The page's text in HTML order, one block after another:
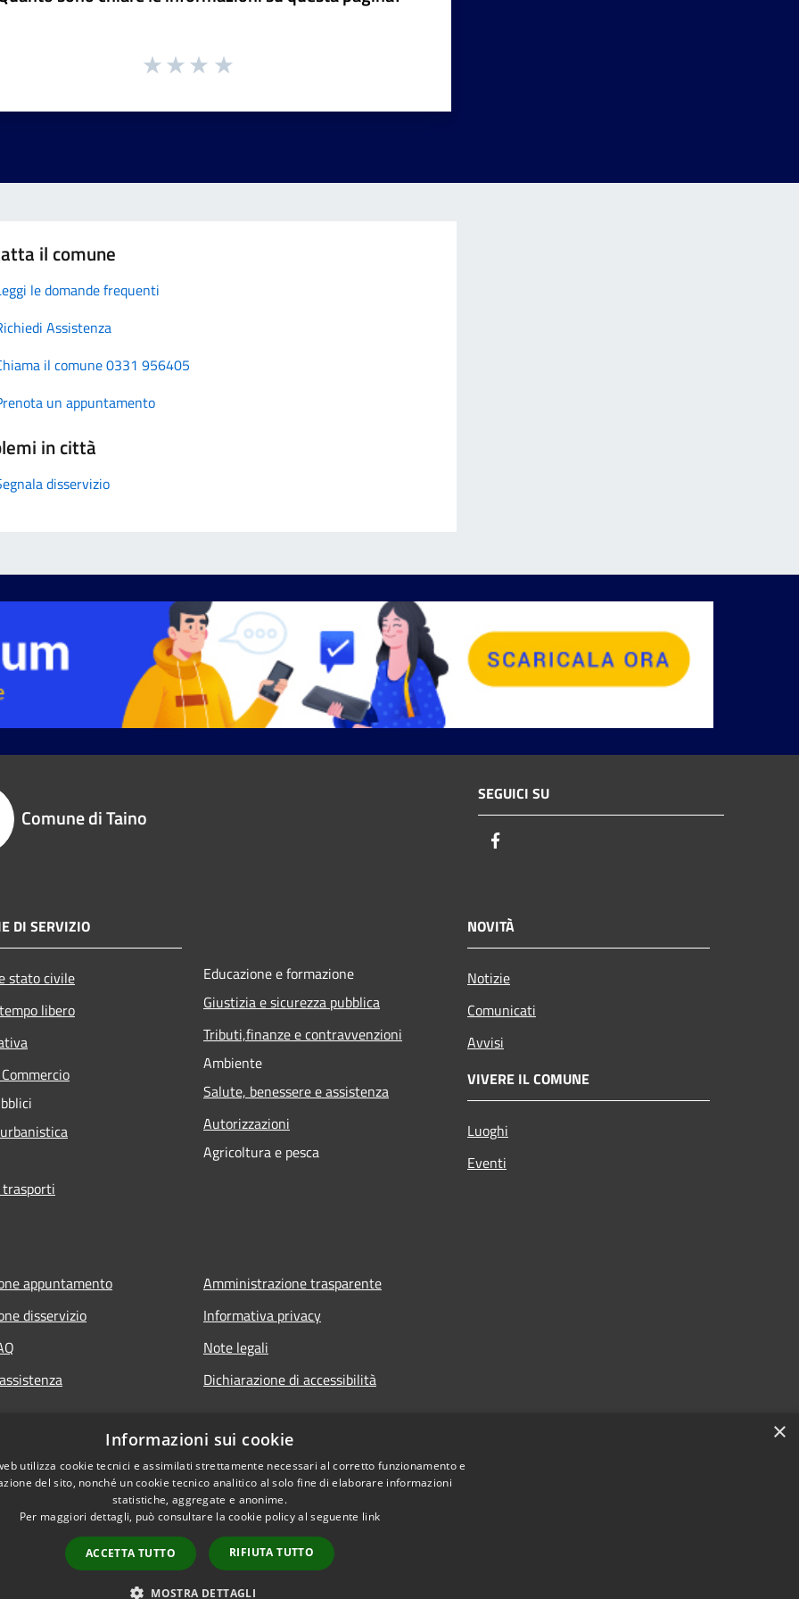
il comune
le domande frequenti
Assistenza
il comune 0331 956405
un appuntamento
in città
disservizio
Comune di Taino
SEGUICI SU
DI SERVIZIO
stato civile
libero
Educazione e formazione
Giustizia e sicurezza pubblica
Tributi,finanze e contravvenzioni
Ambiente
Salute, benessere e assistenza
Autorizzazioni
Agricoltura e pesca
NOVITÀ
Notizie
Comunicati
Avvisi
VIVERE IL COMUNE
Luoghi
Eventi
appuntamento
disservizio
Amministrazione trasparente
Informativa privacy
Note legali
Dichiarazione di accessibilità
Copyright © 2026 • Comune di Taino • Powered by
×
Informazioni sui cookie
utilizza cookie tecnici e assimilati strettamente necessari al corretto funzionamento e
del sito, nonché un cookie tecnico analitico al solo fine di elaborare informazioni
statistiche, aggregate e anonime.
Per maggiori dettagli, può consultare la cookie policy al seguente link
ACCETTA TUTTO RIFIUTA TUTTO
MOSTRA DETTAGLI